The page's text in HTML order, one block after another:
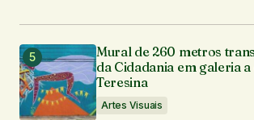
Mural de 260 metros
da Cidadania em galeria
Teresina
Artes Visuais